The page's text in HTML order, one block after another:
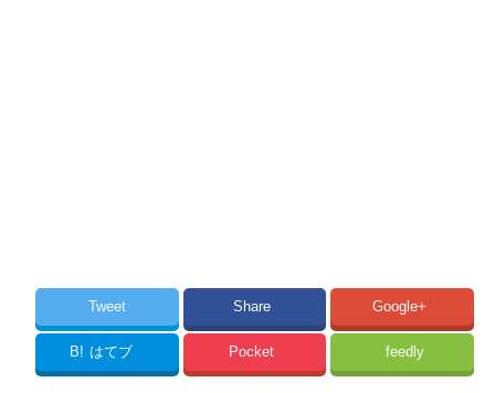
Tweet Share Google+
B! はてブ Pocket feedly